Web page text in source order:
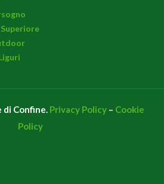
Confine. Privacy Policy– Cookie
Policy